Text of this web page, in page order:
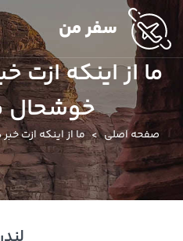
سفر من
ما از اینکه ازت
خوشحال
صفحه اصلی ما از اینکه ازت